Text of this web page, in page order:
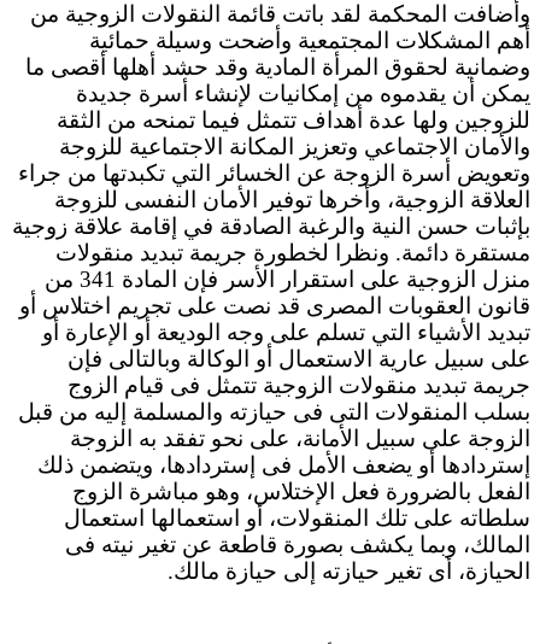
وأضافت المحكمة لقد باتت قائمة النقولات الزوجية من
أهم المشكلات المجتمعية وأضحت وسيلة حمائية
وضمانية لحقوق المرأة المادية وقد حشد أهلها أقصى ما
يمكن أن يقدموه من إمكانيات لإنشاء أسرة جديدة
للزوجين ولها عدة أهداف تتمثل فيما تمنحه من الثقة
والأمان الاجتماعي وتعزيز المكانة الاجتماعية للزوجة
وتعويض أسرة الزوجة عن الخسائر التي تكبدتها من جراء
العلاقة الزوجية، وأخرها توفير الأمان النفسى للزوجة
بإثبات حسن النية والرغبة الصادقة في إقامة علاقة زوجية
مستقرة دائمة. ونظرا لخطورة جريمة تبديد منقولات
منزل الزوجية على استقرار الأسر فإن المادة 341 من
قانون العقوبات المصرى قد نصت على تجريم اختلاس أو
تبديد الأشياء التي تسلم على وجه الوديعة أو الإعارة أو
على سبيل عارية الاستعمال أو الوكالة وبالتالى فإن
جريمة تبديد منقولات الزوجية تتمثل فى قيام الزوج
بسلب المنقولات التى فى حيازته والمسلمة إليه من قبل
الزوجة على سبيل الأمانة، على نحو تفقد به الزوجة
إستردادها أو يضعف الأمل فى إستردادها، ويتضمن ذلك
الفعل بالضرورة فعل الإختلاس، وهو مباشرة الزوج
سلطاته على تلك المنقولات، أو استعمالها استعمال
المالك، وبما يكشف بصورة قاطعة عن تغير نيته فى
الحيازة، أى تغير حيازته إلى حيازة مالك.